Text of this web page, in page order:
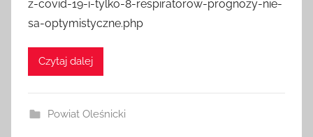
z-covid-19-i-tylko-8-respiratorow-prognozy-nie-
sa-optymistyczne.php
Czytaj dalej
Powiat Oleśnicki